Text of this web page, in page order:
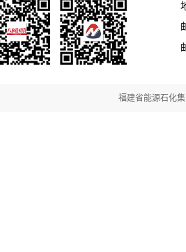
福建省能源石化